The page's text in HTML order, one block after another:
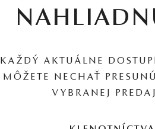
KAŽDÝ AKTUÁLNE
MÔŽETE NECHAŤ
VYBRANEJ